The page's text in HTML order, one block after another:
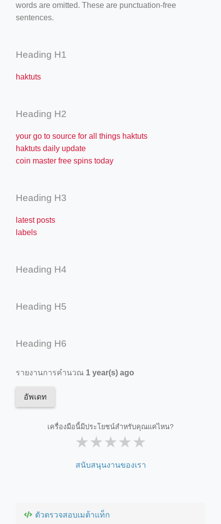
words are omitted. These are punctuation-free
sentences.
Heading H1
haktuts
Heading H2
your go to source for all things haktuts
haktuts daily update
coin master free spins today
Heading H3
latest posts
labels
Heading H4
Heading H5
Heading H6
รายงานการคำนวณ 1 year(s) ago
อัพเดท
เครื่องมือนี้มีประโยชน์สำหรับคุณแค่ไหน?
★★★★★
สนับสนุนงานของเรา
ตัวตรวจสอบเมต้าแท็ก